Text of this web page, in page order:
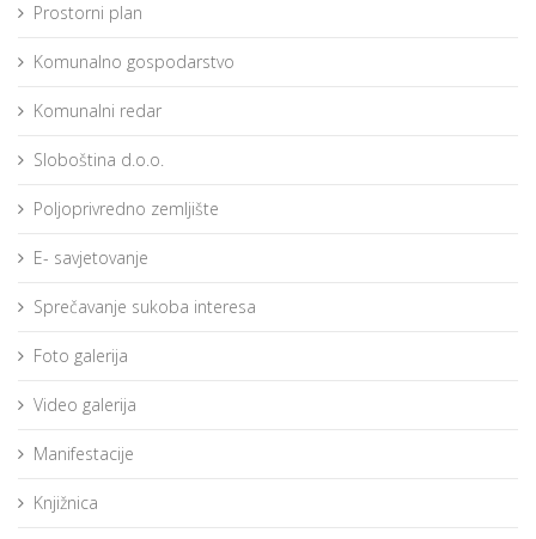
Prostorni plan
Komunalno gospodarstvo
Komunalni redar
Sloboština d.o.o.
Poljoprivredno zemljište
E- savjetovanje
Sprečavanje sukoba interesa
Foto galerija
Video galerija
Manifestacije
Knjižnica